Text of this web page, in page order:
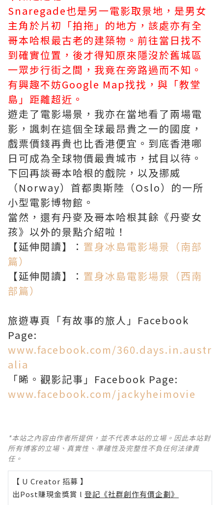
Snaregade也是另一電影取景地，是男女
主角於片初「拍拖」的地方，該處亦有全
哥本哈根最古老的建築物。前往當日找不
到確實位置，後才得知原來隱沒於舊城區
一眾步行街之間，我竟在旁路過而不知。
有興趣不妨Google Map找找，與「教堂
島」距離超近。
遊走了電影場景，我亦在當地看了兩場電
影，諷刺在這個全球最昂貴之一的國度，
戲票價錢再貴也比香港便宜。到底香港哪
日可成為全球物價最貴城市，拭目以待。
下回再談哥本哈根的戲院，以及挪威
（Norway）首都奧斯陸（Oslo）的一所
小型電影博物館。
當然，還有丹麥及哥本哈根其餘《丹麥女
孩》以外的景點介紹啦！
【延伸閱讀】： 置身冰島電影場景（南部
篇）
【延伸閱讀】： 置身冰島電影場景（西南
部篇）
旅遊專頁「有故事的旅人」Facebook
Page:
www.facebook.com/360.days.in.austr
alia
「晞。觀影記事」Facebook Page:
www.facebook.com/jackyheimovie
*本站之內容由作者所提供，並不代表本站的立場。因此本站對
所有博客的立場、真實性、準確性及完整性不負任何法律責
任。
【 U Creator 招募 】
出Post賺現金獎賞 l 登記《社群創作有價企劃》